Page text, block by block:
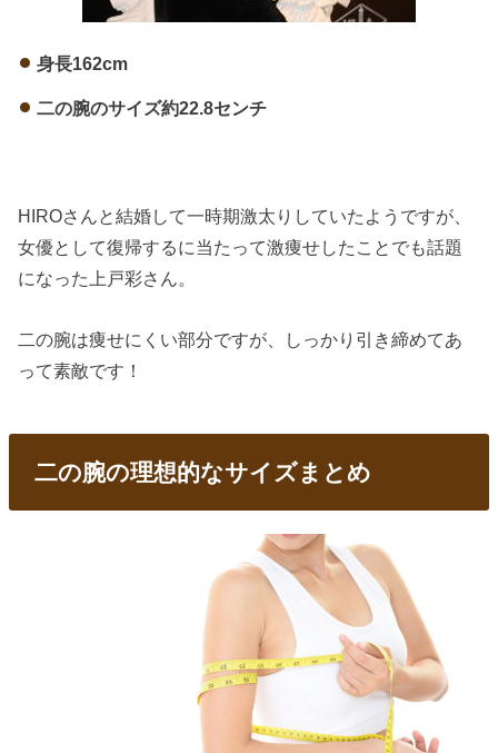
身長162cm
二の腕のサイズ約22.8センチ
HIROさんと結婚して一時期激太りしていたようですが、
女優として復帰するに当たって激痩せしたことでも話題
になった上戸彩さん。
二の腕は痩せにくい部分ですが、しっかり引き締めてあ
って素敵です！
二の腕の理想的なサイズまとめ